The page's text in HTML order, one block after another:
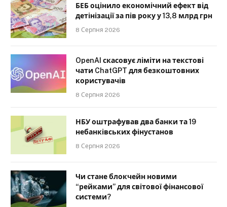
БЕБ оцінило економічний ефект від
детінізації за пів року у 13,8 млрд грн
8 Серпня 2026
OpenAI скасовує ліміти на текстові
чати ChatGPT для безкоштовних
користувачів
8 Серпня 2026
НБУ оштрафував два банки та 19
небанківських фінустанов
8 Серпня 2026
Чи стане блокчейн новими
“рейками” для світової фінансової
системи?